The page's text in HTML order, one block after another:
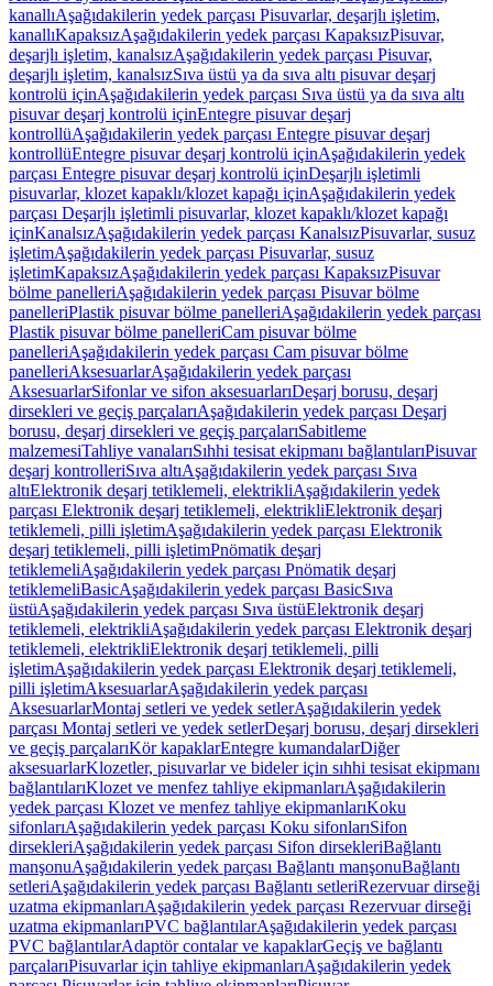
kanallıAşağıdakilerin yedek parçası Pisuvarlar, deşarjlı işletim,
kanallıKapaksızAşağıdakilerin yedek parçası KapaksızPisuvar,
deşarjlı işletim, kanalsızAşağıdakilerin yedek parçası Pisuvar,
deşarjlı işletim, kanalsızSıva üstü ya da sıva altı pisuvar deşarj
kontrolü içinAşağıdakilerin yedek parçası Sıva üstü ya da sıva altı
pisuvar deşarj kontrolü içinEntegre pisuvar deşarj
kontrollüAşağıdakilerin yedek parçası Entegre pisuvar deşarj
kontrollüEntegre pisuvar deşarj kontrolü içinAşağıdakilerin yedek
parçası Entegre pisuvar deşarj kontrolü içinDeşarjlı işletimli
pisuvarlar, klozet kapaklı/klozet kapağı içinAşağıdakilerin yedek
parçası Deşarjlı işletimli pisuvarlar, klozet kapaklı/klozet kapağı
içinKanalsızAşağıdakilerin yedek parçası KanalsızPisuvarlar, susuz
işletimAşağıdakilerin yedek parçası Pisuvarlar, susuz
işletimKapaksızAşağıdakilerin yedek parçası KapaksızPisuvar
bölme panelleriAşağıdakilerin yedek parçası Pisuvar bölme
panelleriPlastik pisuvar bölme panelleriAşağıdakilerin yedek parçası
Plastik pisuvar bölme panelleriCam pisuvar bölme
panelleriAşağıdakilerin yedek parçası Cam pisuvar bölme
panelleriAksesuarlarAşağıdakilerin yedek parçası
AksesuarlarSifonlar ve sifon aksesuarlarıDeşarj borusu, deşarj
dirsekleri ve geçiş parçalarıAşağıdakilerin yedek parçası Deşarj
borusu, deşarj dirsekleri ve geçiş parçalarıSabitleme
malzemesiTahliye vanalarıSıhhi tesisat ekipmanı bağlantılarıPisuvar
deşarj kontrolleriSıva altıAşağıdakilerin yedek parçası Sıva
altıElektronik deşarj tetiklemeli, elektrikliAşağıdakilerin yedek
parçası Elektronik deşarj tetiklemeli, elektrikliElektronik deşarj
tetiklemeli, pilli işletimAşağıdakilerin yedek parçası Elektronik
deşarj tetiklemeli, pilli işletimPnömatik deşarj
tetiklemeliAşağıdakilerin yedek parçası Pnömatik deşarj
tetiklemeliBasicAşağıdakilerin yedek parçası BasicSıva
üstüAşağıdakilerin yedek parçası Sıva üstüElektronik deşarj
tetiklemeli, elektrikliAşağıdakilerin yedek parçası Elektronik deşarj
tetiklemeli, elektrikliElektronik deşarj tetiklemeli, pilli
işletimAşağıdakilerin yedek parçası Elektronik deşarj tetiklemeli,
pilli işletimAksesuarlarAşağıdakilerin yedek parçası
AksesuarlarMontaj setleri ve yedek setlerAşağıdakilerin yedek
parçası Montaj setleri ve yedek setlerDeşarj borusu, deşarj dirsekleri
ve geçiş parçalarıKör kapaklarEntegre kumandalarDiğer
aksesuarlarKlozetler, pisuvarlar ve bideler için sıhhi tesisat ekipmanı
bağlantılarıKlozet ve menfez tahliye ekipmanlarıAşağıdakilerin
yedek parçası Klozet ve menfez tahliye ekipmanlarıKoku
sifonlarıAşağıdakilerin yedek parçası Koku sifonlarıSifon
dirsekleriAşağıdakilerin yedek parçası Sifon dirsekleriBağlantı
manşonuAşağıdakilerin yedek parçası Bağlantı manşonuBağlantı
setleriAşağıdakilerin yedek parçası Bağlantı setleriRezervuar dirseği
uzatma ekipmanlarıAşağıdakilerin yedek parçası Rezervuar dirseği
uzatma ekipmanlarıPVC bağlantılarAşağıdakilerin yedek parçası
PVC bağlantılarAdaptör contalar ve kapaklarGeçiş ve bağlantı
parçalarıPisuvarlar için tahliye ekipmanlarıAşağıdakilerin yedek